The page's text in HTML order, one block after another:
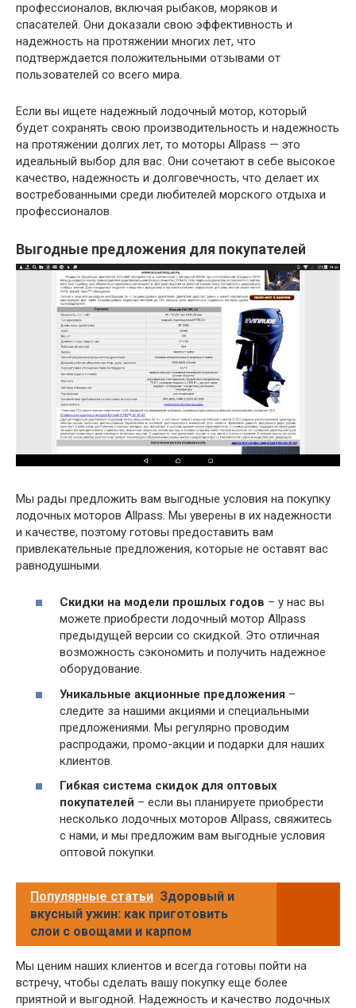
профессионалов, включая рыбаков, моряков и
спасателей. Они доказали свою эффективность и
надежность на протяжении многих лет, что
подтверждается положительными отзывами от
пользователей со всего мира.
Если вы ищете надежный лодочный мотор, который
будет сохранять свою производительность и надежность
на протяжении долгих лет, то моторы Allpass — это
идеальный выбор для вас. Они сочетают в себе высокое
качество, надежность и долговечность, что делает их
востребованными среди любителей морского отдыха и
профессионалов.
Выгодные предложения для покупателей
Мы рады предложить вам выгодные условия на покупку
лодочных моторов Allpass. Мы уверены в их надежности
и качестве, поэтому готовы предоставить вам
привлекательные предложения, которые не оставят вас
равнодушными.
Скидки на модели прошлых годов – у нас вы
можете приобрести лодочный мотор Allpass
предыдущей версии со скидкой. Это отличная
возможность сэкономить и получить надежное
оборудование.
Уникальные акционные предложения –
следите за нашими акциями и специальными
предложениями. Мы регулярно проводим
распродажи, промо-акции и подарки для наших
клиентов.
Гибкая система скидок для оптовых
покупателей – если вы планируете приобрести
несколько лодочных моторов Allpass, свяжитесь
с нами, и мы предложим вам выгодные условия
оптовой покупки.
Популярные статьи Здоровый и
вкусный ужин: как приготовить
слои с овощами и карпом
Мы ценим наших клиентов и всегда готовы пойти на
встречу, чтобы сделать вашу покупку еще более
приятной и выгодной. Надежность и качество лодочных